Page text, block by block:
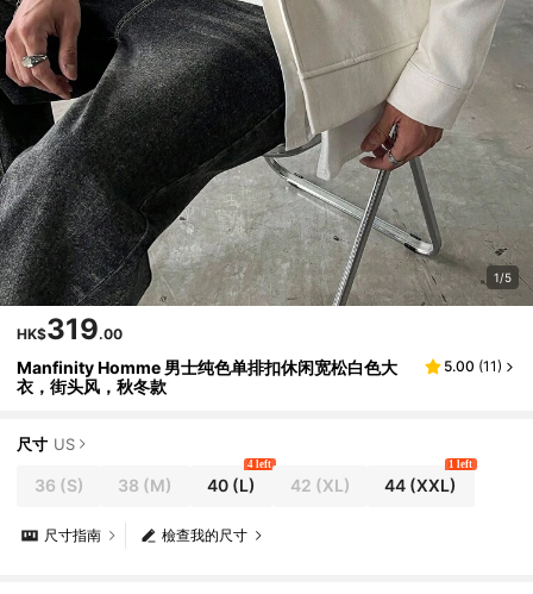
1/5
HK$319.00
Manfinity Homme 男士纯色单排扣休闲宽松白色大
衣，街头风，秋冬款
5.00 (11)
尺寸 US
36 (S) 38 (M) 40(L)
4 left
42 (XL) 44 (XXL)
1 left
檢查我的尺寸
尺寸指南